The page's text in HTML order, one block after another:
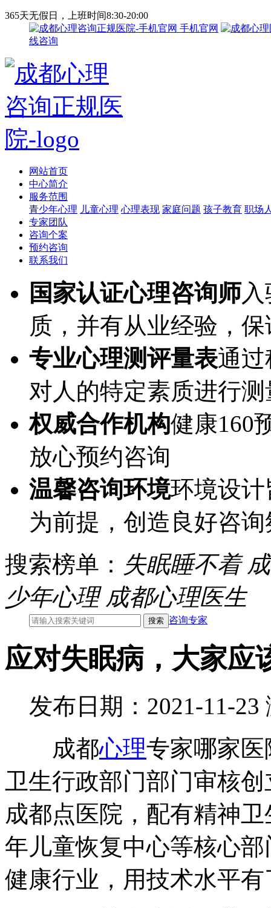
365天无假日，上班时间8:30-20:00
手机官网
线咨询
网站首页
中心简介
服务范围
青少年心理 儿童心理 心理表现 家庭问题 孩子教育 职场
专家团队
咨询个案
预约咨询
联系我们
国家认证心理咨询师
质，并有从业经验，
专业心理测评量表通
对人的特定素质进行
权威合作机构健康160
放心预约咨询
温馨咨询环境环境设
为前提，创造良好咨
搜索榜单： 失眠睡不着
少年心理 成都心理医生
咨询专家
应对失眠病，大家应
发布日期：2021-11-23
成都心理专家哪家
卫生行政部门部门审核
成都点医院，配有精神
年儿童恢复中心等核心
健康行业，用技术水平